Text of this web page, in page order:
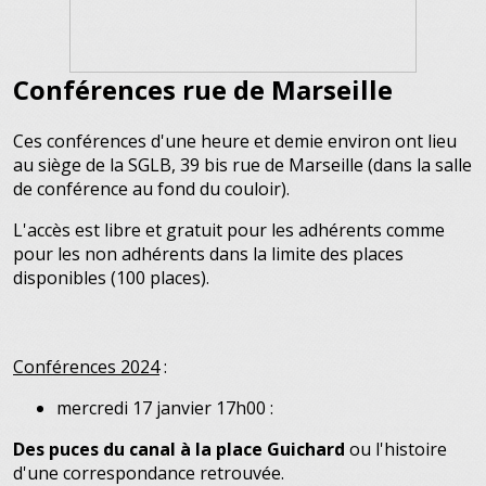
Conférences rue de Marseille
Ces conférences d'une heure et demie environ ont lieu
au siège de la SGLB, 39 bis rue de Marseille (dans la salle
de conférence au fond du couloir).
L'accès est libre et gratuit pour les adhérents comme
pour les non adhérents dans la limite des places
disponibles (100 places).
Conférences 2024:
mercredi 17 janvier 17h00 :
Des puces du canal à la place Guichard ou l'histoire
d'une correspondance retrouvée.